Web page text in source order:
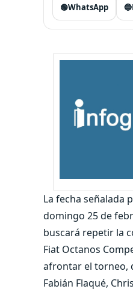
🟢WhatsApp 🔵
La fecha señalada
domingo 25 de
buscará repetir la
Fiat Octanos
afrontar el torneo,
Fabián Flaqué,